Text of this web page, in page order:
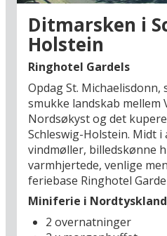
Ditmarsken i
Holstein
Ringhotel Gardels
Opdag St. Michaelisdonn,
smukke landskab mellem
Nordsøkyst og det
Schleswig-Holstein. Midt
vindmøller, billedskønne
varmhjertede, venlige
feriebase Ringhotel
130 års traditioner med
klitområdet, den såkaldte
udsigt, og vandet er så
Miniferie i
2 overnatninger